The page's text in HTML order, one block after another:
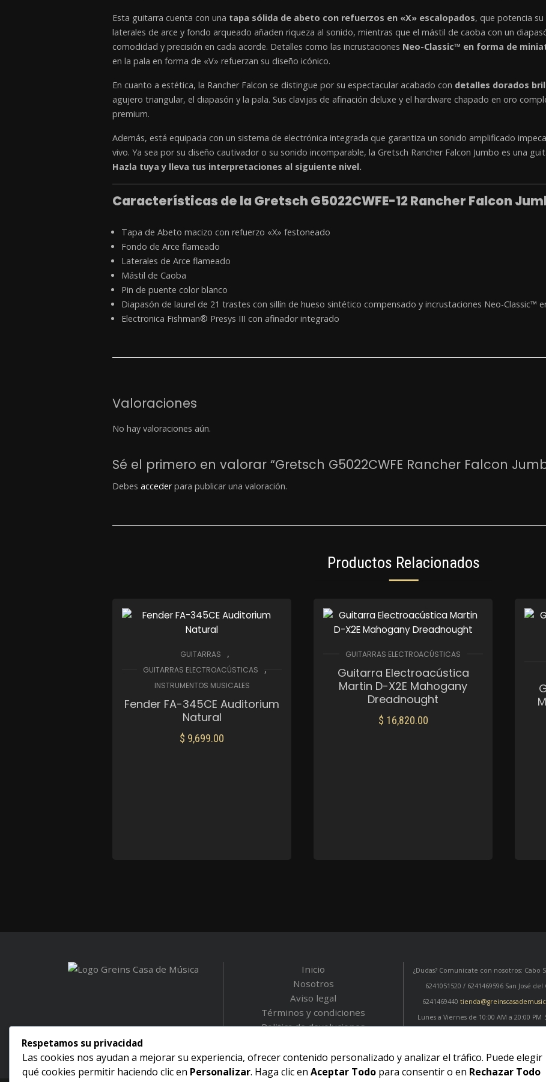
Esta guitarra cuenta con una tapa sólida de abeto con refuerzos en «X» escalopados, que potencia
laterales de arce y fondo arqueado añaden riqueza al sonido, mientras que el mástil de caoba con un
comodidad y precisión en cada acorde. Detalles como las incrustaciones Neo-Classic™ en forma de
en la pala en forma de «V» refuerzan su diseño icónico.
En cuanto a estética, la Rancher Falcon se distingue por su espectacular acabado con detalles dorados
agujero triangular, el diapasón y la pala. Sus clavijas de afinación deluxe y el hardware chapado en oro
premium.
Además, está equipada con un sistema de electrónica integrada que garantiza un sonido amplificado
vivo. Ya sea por su diseño cautivador o su sonido incomparable, la Gretsch Rancher Falcon Jumbo es una
Hazla tuya y lleva tus interpretaciones al siguiente nivel.
Características de la Gretsch G5022CWFE-12 Rancher Falcon
Tapa de Abeto macizo con refuerzo «X» festoneado
Fondo de Arce flameado
Laterales de Arce flameado
Mástil de Caoba
Pin de puente color blanco
Diapasón de laurel de 21 trastes con sillín de hueso sintético compensado y incrustaciones Neo-Classic™
Electronica Fishman® Presys III con afinador integrado
Valoraciones
No hay valoraciones aún.
Sé el primero en valorar “Gretsch G5022CWFE Rancher Falcon
Debes accederpara publicar una valoración.
Productos Relacionados
GUITARRAS ,
GUITARRAS ELECTROACÚSTICAS ,
INSTRUMENTOS MUSICALES
Fender FA-345CE Auditorium
Natural
$ 9,699.00
AÑADIR AL CARRITO
GUITARRAS ELECTROACÚSTICAS
Guitarra Electroacústica
Martin D-X2E Mahogany
Dreadnought
$ 16,820.00
AÑADIR AL CARRITO
Inicio
Nosotros
Aviso legal
Términos y condiciones
Politica de devoluciones
¿Dudas? Comunicate con nosotros: Cabo
6241051520 / 6241469596 San José del
6241469440
Lunes a Viernes de 10:00 AM a 20:00 PM
Respetamos su privacidad
Las cookies nos ayudan a mejorar su experiencia, ofrecer contenido personalizado y analizar el tráfico. Puede elegir
qué cookies permitir haciendo clic en Personalizar. Haga clic en Aceptar Todo para consentir o en Rechazar Todo